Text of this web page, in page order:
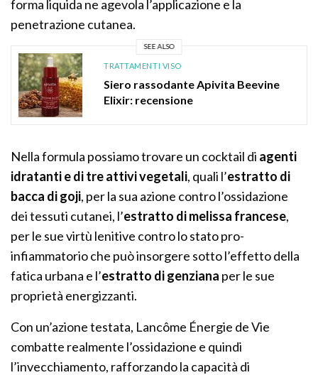
forma liquida ne agevola l’applicazione e la
penetrazione cutanea.
SEE ALSO
TRATTAMENTI VISO
Siero rassodante Apivita Beevine
Elixir: recensione
Nella formula possiamo trovare un cocktail di agenti
idratanti e di tre attivi vegetali, quali l’estratto di
bacca di goji, per la sua azione contro l’ossidazione
dei tessuti cutanei, l’estratto di melissa francese,
per le sue virtù lenitive contro lo stato pro-
infiammatorio che può insorgere sotto l’effetto della
fatica urbana e l’estratto di genziana per le sue
proprietà energizzanti.
Con un’azione testata, Lancôme Énergie de Vie
combatte realmente l’ossidazione e quindi
l’invecchiamento, rafforzando la capacità di